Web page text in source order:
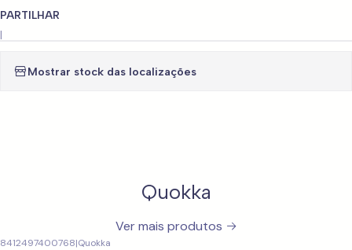
PARTILHAR
|
Mostrar stock das localizações
Quokka
Ver mais produtos
8412497400768|Quokka